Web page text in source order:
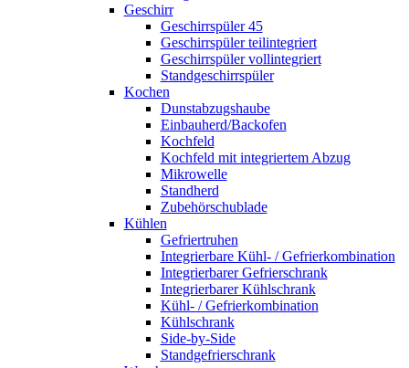
Geschirr
Geschirrspüler 45
Geschirrspüler teilintegriert
Geschirrspüler vollintegriert
Standgeschirrspüler
Kochen
Dunstabzugshaube
Einbauherd/Backofen
Kochfeld
Kochfeld mit integriertem Abzug
Mikrowelle
Standherd
Zubehörschublade
Kühlen
Gefriertruhen
Integrierbare Kühl- / Gefrierkombination
Integrierbarer Gefrierschrank
Integrierbarer Kühlschrank
Kühl- / Gefrierkombination
Kühlschrank
Side-by-Side
Standgefrierschrank